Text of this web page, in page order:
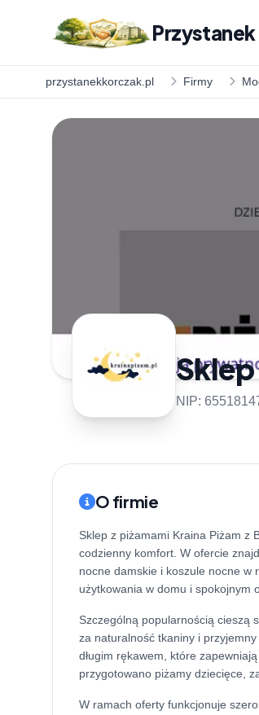
Przystanek
przystanekkorczak.pl Firmy
NIP:
O firmie
Sklep z piżamami Kraina Piżam z
codzienny komfort. W ofercie
nocne damskie i koszule nocne w
użytkowania w domu i spokojnym
Szczególną popularnością cieszą
za naturalność tkaniny i
długim rękawem, które
przygotowano piżamy dziecięce,
W ramach oferty funkcjonuje